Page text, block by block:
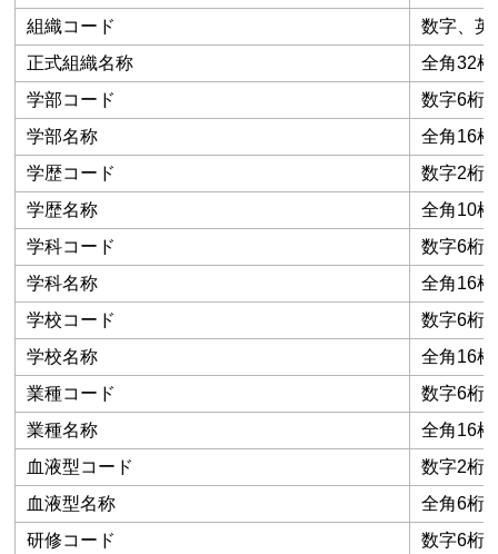
組織コード
数字、英
正式組織名称
全角32
学部コード
数字6桁
学部名称
全角16
学歴コード
数字2桁
学歴名称
全角10
学科コード
数字6桁
学科名称
全角16
学校コード
数字6桁
学校名称
全角16
業種コード
数字6桁
業種名称
全角16
血液型コード
数字2桁
血液型名称
全角6桁
研修コード
数字6桁